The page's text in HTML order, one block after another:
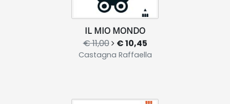
IL MIO MONDO
€ 11,00 € 10,45
Castagna Raffaella